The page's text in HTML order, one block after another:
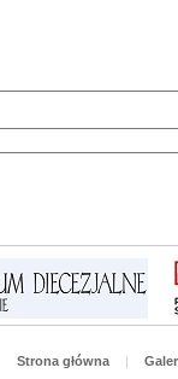
Strona główna |